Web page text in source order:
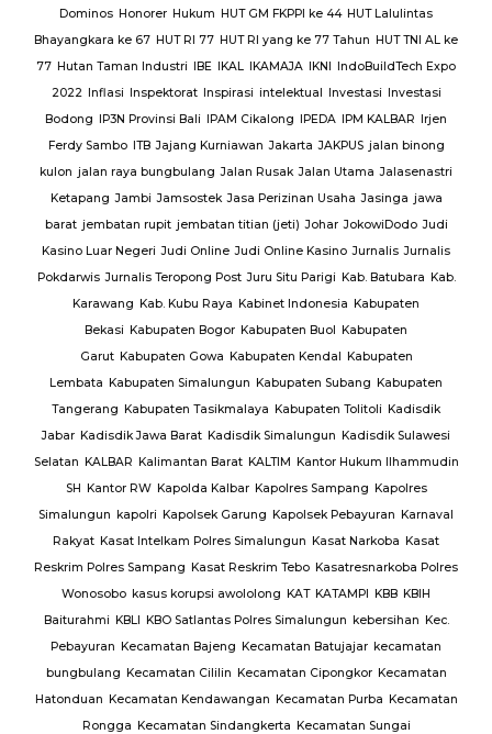
Dominos Honorer Hukum HUT GM FKPPI ke 44 HUT Lalulintas
Bhayangkara ke 67 HUT RI 77 HUT RI yang ke 77 Tahun HUT TNI AL ke
77 Hutan Taman Industri IBE IKAL IKAMAJA IKNI IndoBuildTech Expo
2022 Inflasi Inspektorat Inspirasi intelektual Investasi Investasi
Bodong IP3N Provinsi Bali IPAM Cikalong IPEDA IPM KALBAR Irjen
Ferdy Sambo ITB Jajang Kurniawan Jakarta JAKPUS jalan binong
kulon jalan raya bungbulang Jalan Rusak Jalan Utama Jalasenastri
Ketapang Jambi Jamsostek Jasa Perizinan Usaha Jasinga jawa
barat jembatan rupit jembatan titian (jeti) Johar JokowiDodo Judi
Kasino Luar Negeri Judi Online Judi Online Kasino Jurnalis Jurnalis
Pokdarwis Jurnalis Teropong Post Juru Situ Parigi Kab. Batubara Kab.
Karawang Kab. Kubu Raya Kabinet Indonesia Kabupaten
Bekasi Kabupaten Bogor Kabupaten Buol Kabupaten
Garut Kabupaten Gowa Kabupaten Kendal Kabupaten
Lembata Kabupaten Simalungun Kabupaten Subang Kabupaten
Tangerang Kabupaten Tasikmalaya Kabupaten Tolitoli Kadisdik
Jabar Kadisdik Jawa Barat Kadisdik Simalungun Kadisdik Sulawesi
Selatan KALBAR Kalimantan Barat KALTIM Kantor Hukum Ilhammudin
SH Kantor RW Kapolda Kalbar Kapolres Sampang Kapolres
Simalungun kapolri Kapolsek Garung Kapolsek Pebayuran Karnaval
Rakyat Kasat Intelkam Polres Simalungun Kasat Narkoba Kasat
Reskrim Polres Sampang Kasat Reskrim Tebo Kasatresnarkoba Polres
Wonosobo kasus korupsi awololong KAT KATAMPI KBB KBIH
Baiturahmi KBLI KBO Satlantas Polres Simalungun kebersihan Kec.
Pebayuran Kecamatan Bajeng Kecamatan Batujajar kecamatan
bungbulang Kecamatan Cililin Kecamatan Cipongkor Kecamatan
Hatonduan Kecamatan Kendawangan Kecamatan Purba Kecamatan
Rongga Kecamatan Sindangkerta Kecamatan Sungai